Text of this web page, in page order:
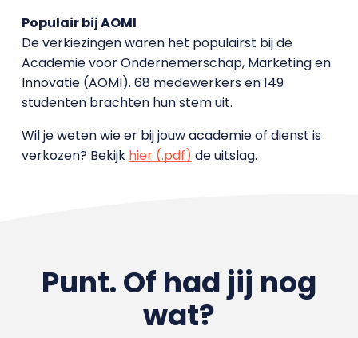
Populair bij AOMI
De verkiezingen waren het populairst bij de
Academie voor Ondernemerschap, Marketing en
Innovatie (AOMI). 68 medewerkers en 149
studenten brachten hun stem uit.
Wil je weten wie er bij jouw academie of dienst is
verkozen? Bekijk hier (.pdf) de uitslag.
Punt. Of had jij nog
wat?